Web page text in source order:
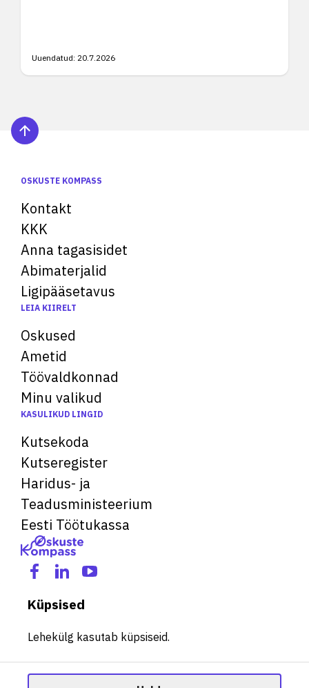
Uuendatud: 20.7.2026
OSKUSTE KOMPASS
Kontakt
KKK
Anna tagasisidet
Abimaterjalid
Ligipääsetavus
LEIA KIIRELT
Oskused
Ametid
Töövaldkonnad
Minu valikud
KASULIKUD LINGID
Kutsekoda
Kutseregister
Haridus- ja
Teadusministeerium
Eesti Töötukassa
Küpsised
Lehekülg kasutab küpsiseid.